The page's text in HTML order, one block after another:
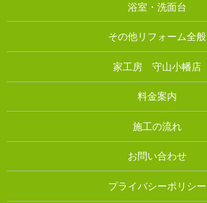
浴室・洗面台
その他リフォーム全般
家工房 守山小幡店
料金案内
施工の流れ
お問い合わせ
プライバシーポリシー